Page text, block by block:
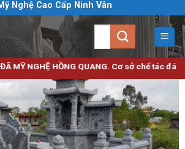
Nghệ Cao Cấp Ninh Vân
HỒNG QUANG. Cơ sở chế tác đá